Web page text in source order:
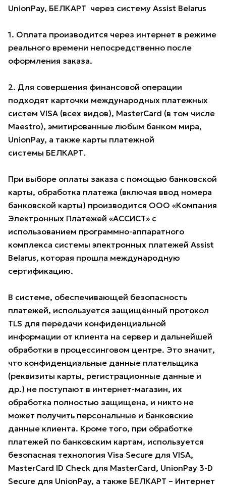
UnionPay, БЕЛКАРТ через систему Assist Belarus
1. Оплата производится через интернет в режиме
реального времени непосредственно после
оформления заказа.
2. Для совершения финансовой операции
подходят карточки международных платежных
систем VISA (всех видов), MasterCard (в том числе
Maestro), эмитированные любым банком мира,
UnionPay, а также карты платежной
системы БЕЛКАРТ.
При выборе оплаты заказа с помощью банковской
карты, обработка платежа (включая ввод номера
банковской карты) производится ООО «Компания
Электронных Платежей «АССИСТ» с
использованием программно-аппаратного
комплекса системы электронных платежей Assist
Belarus, которая прошла международную
сертификацию.
В системе, обеспечивающей безопасность
платежей, используется защищённый протокол
TLS для передачи конфиденциальной
информации от клиента на сервер и дальнейшей
обработки в процессинговом центре. Это значит,
что конфиденциальные данные плательщика
(реквизиты карты, регистрационные данные и
др.) не поступают в интернет-магазин, их
обработка полностью защищена, и никто не
может получить персональные и банковские
данные клиента. Кроме того, при обработке
платежей по банковским картам, используется
безопасная технология Visa Secure для VISA,
MasterCard ID Check для MasterCard, UnionPay 3-D
Secure для UnionPay, а также БЕЛКАРТ – Интернет